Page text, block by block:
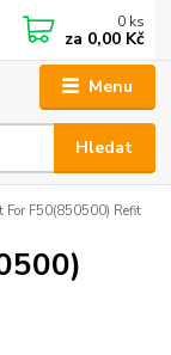
Menu
Hledat
0 ks
za 0,00 Kč
For F50(850500) Refit